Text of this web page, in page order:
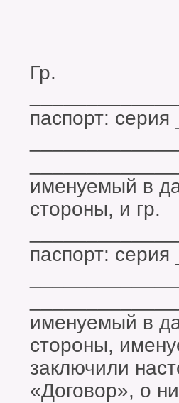
Гр.
паспорт:
именуемый в
стороны, и гр.
паспорт:
именуемый в
стороны,
заключили
«Договор», о